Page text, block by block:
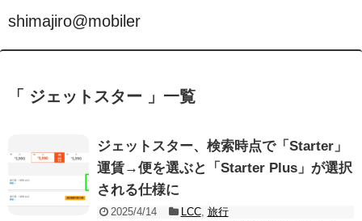
shimajiro@mobiler
「 ジェットスター 」一覧
ジェットスター、検索時点で「Starter」
運賃→便を選ぶと「Starter Plus」が選択
される仕様に
2025/4/14 LCC, 旅行